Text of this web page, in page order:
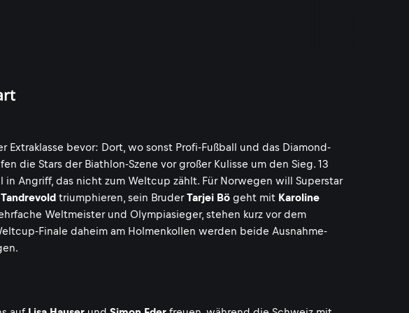
bevor: Dort, wo sonst Profi-Fußball und das Diamond-
die Stars der Biathlon-Szene vor großer Kulisse um den Sieg. 13
in Angriff, das nicht zum Weltcup zählt. Für Norwegen will Superstar
triumphieren, sein BruderTarjei Bö geht mit Karoline
Weltmeister und Olympiasieger, stehen kurz vor dem
Finale daheim am Holmenkollen werden beide Ausnahme-